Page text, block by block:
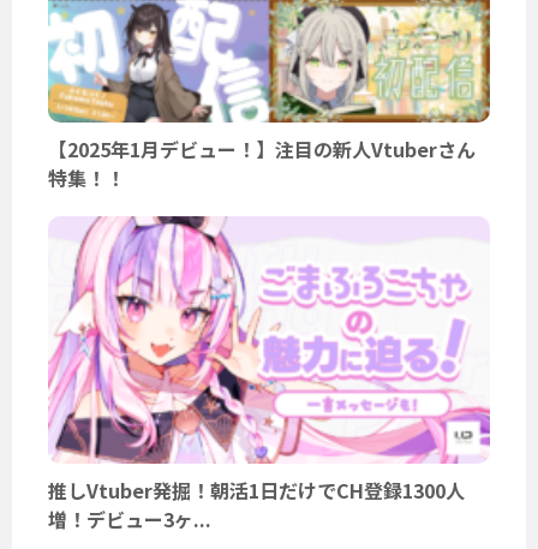
【2025年1月デビュー！】注目の新人Vtuberさん
特集！！
推しVtuber発掘！朝活1日だけでCH登録1300人
増！デビュー3ヶ...